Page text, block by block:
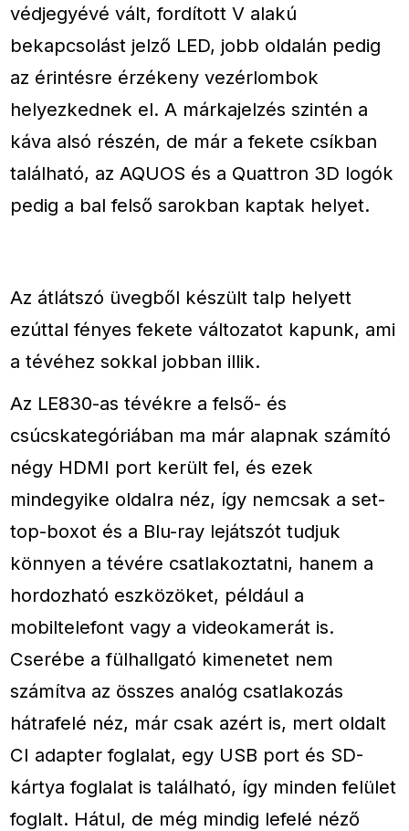
védjegyévé vált, fordított V alakú
bekapcsolást jelző LED, jobb oldalán pedig
az érintésre érzékeny vezérlombok
helyezkednek el. A márkajelzés szintén a
káva alsó részén, de már a fekete csíkban
található, az AQUOS és a Quattron 3D logók
pedig a bal felső sarokban kaptak helyet.
Az átlátszó üvegből készült talp helyett
ezúttal fényes fekete változatot kapunk, ami
a tévéhez sokkal jobban illik.
Az LE830-as tévékre a felső- és
csúcskategóriában ma már alapnak számító
négy HDMI port került fel, és ezek
mindegyike oldalra néz, így nemcsak a set-
top-boxot és a Blu-ray lejátszót tudjuk
könnyen a tévére csatlakoztatni, hanem a
hordozható eszközöket, például a
mobiltelefont vagy a videokamerát is.
Cserébe a fülhallgató kimenetet nem
számítva az összes analóg csatlakozás
hátrafelé néz, már csak azért is, mert oldalt
CI adapter foglalat, egy USB port és SD-
kártya foglalat is található, így minden felület
foglalt. Hátul, de még mindig lefelé néző